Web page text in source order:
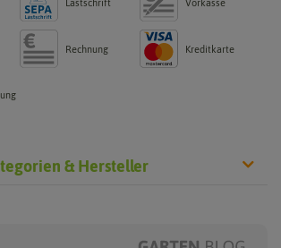
Lastschrift Vorkasse
Rechnung Kreditkarte
& Hersteller